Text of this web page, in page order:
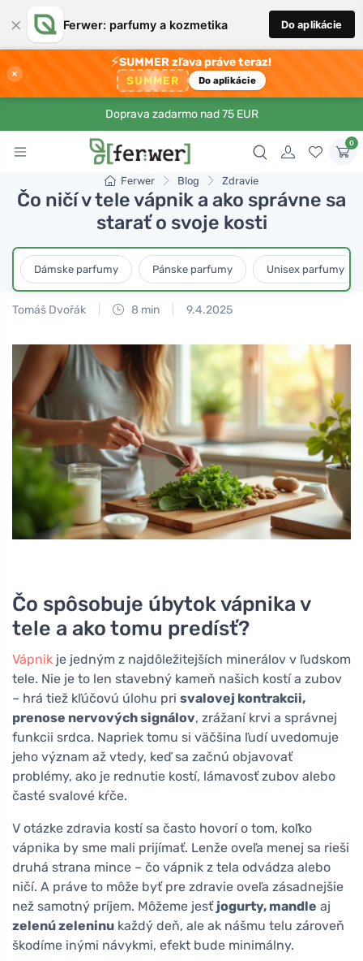
× Ferwer: parfumy a kozmetika Do aplikácie
×
⚡SUMMER zľava práve teraz!
SUMMER Do aplikácie
Doprava zadarmo nad 75 EUR
0
Ferwer Blog Zdravie
Čo ničí v tele vápnik a ako správne sa
starať o svoje kosti
Dámske parfumy Pánske parfumy Unisex parfumy
Tomáš Dvořák 8 min 9.4.2025
Čo spôsobuje úbytok vápnika v
tele a ako tomu predísť?
Vápnik je jedným z najdôležitejších minerálov v ľudskom
tele. Nie je to len stavebný kameň našich kostí a zubov
– hrá tiež kľúčovú úlohu pri svalovej kontrakcii,
prenose nervových signálov, zrážaní krvi a správnej
funkcii srdca. Napriek tomu si väčšina ľudí uvedomuje
jeho význam až vtedy, keď sa začnú objavovať
problémy, ako je rednutie kostí, lámavosť zubov alebo
časté svalové kŕče.
V otázke zdravia kostí sa často hovorí o tom, koľko
vápnika by sme mali prijímať. Lenže oveľa menej sa rieši
druhá strana mince – čo vápnik z tela odvádza alebo
ničí. A práve to môže byť pre zdravie oveľa zásadnejšie
než samotný príjem. Môžeme jesť jogurty, mandle aj
zelenú zeleninu každý deň, ale ak nášmu telu zároveň
škodíme inými návykmi, efekt bude minimálny.